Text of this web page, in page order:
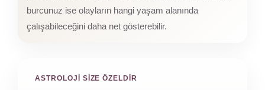
burcunuz ise olayların hangi yaşam alanında
çalışabileceğini daha net gösterebilir.
ASTROLOJI SIZE ÖZELDIR